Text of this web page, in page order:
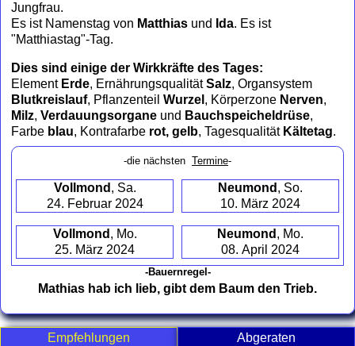
Jungfrau.
Es ist Namenstag von Matthias und Ida. Es ist
"Matthiastag"-Tag.
Dies sind einige der Wirkkräfte des Tages:
Element Erde, ErnährungsqualitätSalz, Organsystem
Blutkreislauf, Pflanzenteil Wurzel , Körperzone Nerven,
Milz, Verdauungsorgane und Bauchspeicheldrüse,
Farbe blau, Kontrafarbe rot, gelb, Tagesqualität Kältetag.
-die nächsten Termine-
Vollmond , Sa.
24. Februar 2024
Neumond , So.
10. März 2024
Vollmond , Mo.
25. März 2024
Neumond , Mo.
08. April 2024
-Bauernregel-
Mathias hab ich lieb, gibt dem Baum den Trieb.
Empfehlungen
Abgeraten